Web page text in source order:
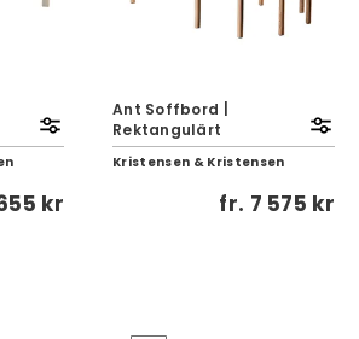
kr
Ant Soffbord |
Rektangulärt
Kristensen & Kristensen
fr. 7 575 kr